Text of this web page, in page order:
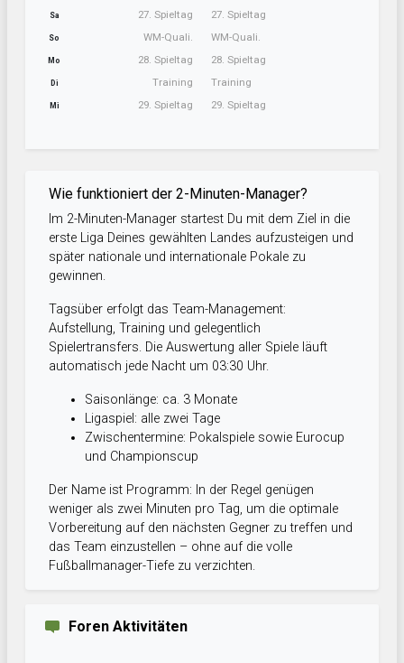
Sa 27. Spieltag
So WM-Quali.
Mo 28. Spieltag
Di Training
Mi 29. Spieltag
27. Spieltag
WM-Quali.
28. Spieltag
Training
29. Spieltag
Wie funktioniert der 2-Minuten-Manager?
Im 2-Minuten-Manager startest Du mit dem Ziel in die
erste Liga Deines gewählten Landes aufzusteigen und
später nationale und internationale Pokale zu
gewinnen.
Tagsüber erfolgt das Team-Management:
Aufstellung, Training und gelegentlich
Spielertransfers. Die Auswertung aller Spiele läuft
automatisch jede Nacht um 03:30 Uhr.
Saisonlänge: ca. 3 Monate
Ligaspiel: alle zwei Tage
Zwischentermine: Pokalspiele sowie Eurocup
und Championscup
Der Name ist Programm: In der Regel genügen
weniger als zwei Minuten pro Tag, um die optimale
Vorbereitung auf den nächsten Gegner zu treffen und
das Team einzustellen – ohne auf die volle
Fußballmanager-Tiefe zu verzichten.
Foren Aktivitäten